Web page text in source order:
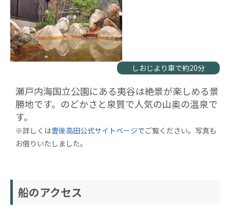
しおじより車で約20分
瀬戸内海国立公園にある夷谷は絶景が楽しめる景
勝地です。のどかさと泉質で人気の山奥の温泉で
す。
※詳しくは豊後高田公式サイトページでご覧ください。写真も
お借りいたしました。
船のアクセス